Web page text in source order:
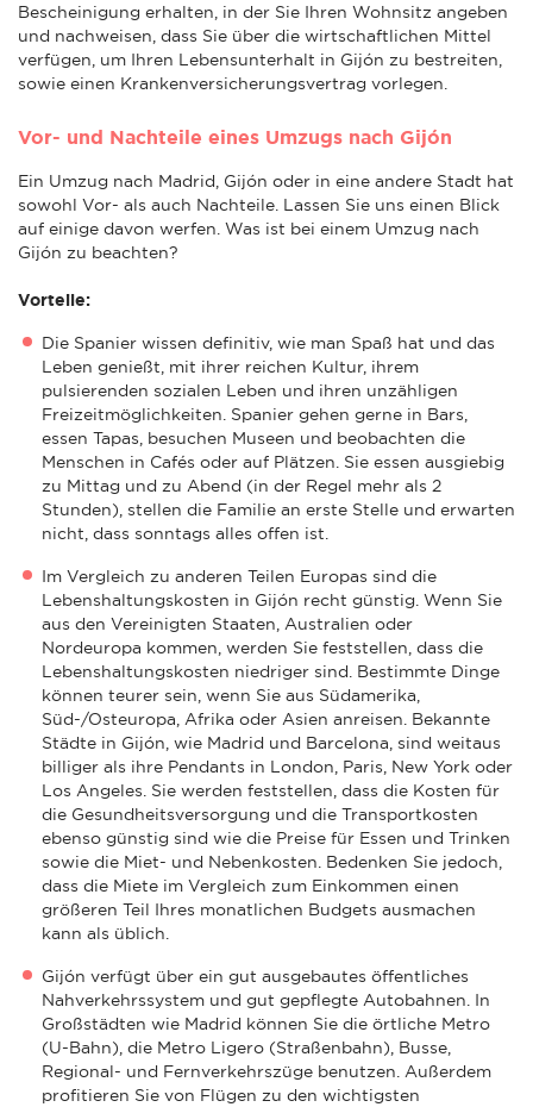
Bescheinigung erhalten, in der Sie Ihren Wohnsitz angeben
und nachweisen, dass Sie über die wirtschaftlichen Mittel
verfügen, um Ihren Lebensunterhalt in Gijón zu bestreiten,
sowie einen Krankenversicherungsvertrag vorlegen.
Vor- und Nachteile eines Umzugs nach Gijón
Ein Umzug nach Madrid, Gijón oder in eine andere Stadt hat
sowohl Vor- als auch Nachteile. Lassen Sie uns einen Blick
auf einige davon werfen. Was ist bei einem Umzug nach
Gijón zu beachten?
Vorteile:
Die Spanier wissen definitiv, wie man Spaß hat und das
Leben genießt, mit ihrer reichen Kultur, ihrem
pulsierenden sozialen Leben und ihren unzähligen
Freizeitmöglichkeiten. Spanier gehen gerne in Bars,
essen Tapas, besuchen Museen und beobachten die
Menschen in Cafés oder auf Plätzen. Sie essen ausgiebig
zu Mittag und zu Abend (in der Regel mehr als 2
Stunden), stellen die Familie an erste Stelle und erwarten
nicht, dass sonntags alles offen ist.
Im Vergleich zu anderen Teilen Europas sind die
Lebenshaltungskosten in Gijón recht günstig. Wenn Sie
aus den Vereinigten Staaten, Australien oder
Nordeuropa kommen, werden Sie feststellen, dass die
Lebenshaltungskosten niedriger sind. Bestimmte Dinge
können teurer sein, wenn Sie aus Südamerika,
Süd-/Osteuropa, Afrika oder Asien anreisen. Bekannte
Städte in Gijón, wie Madrid und Barcelona, sind weitaus
billiger als ihre Pendants in London, Paris, New York oder
Los Angeles. Sie werden feststellen, dass die Kosten für
die Gesundheitsversorgung und die Transportkosten
ebenso günstig sind wie die Preise für Essen und Trinken
sowie die Miet- und Nebenkosten. Bedenken Sie jedoch,
dass die Miete im Vergleich zum Einkommen einen
größeren Teil Ihres monatlichen Budgets ausmachen
kann als üblich.
Gijón verfügt über ein gut ausgebautes öffentliches
Nahverkehrssystem und gut gepflegte Autobahnen. In
Großstädten wie Madrid können Sie die örtliche Metro
(U-Bahn), die Metro Ligero (Straßenbahn), Busse,
Regional- und Fernverkehrszüge benutzen. Außerdem
profitieren Sie von Flügen zu den wichtigsten